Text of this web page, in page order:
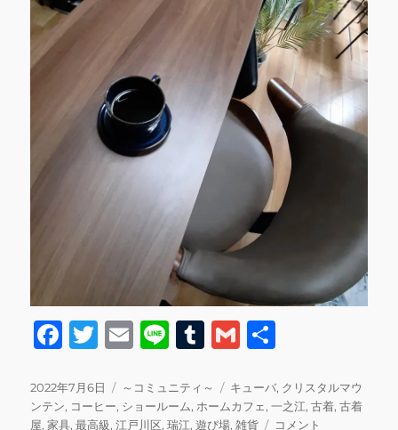
F
c
e
T
it
te
E
ai
l
Li
e
T
m
bl
G
ai
l
投
稿
日:
2022年7月6日
カ
テ
ゴ
～コミュニティ～
タ
グ
キューバ, クリスタルマウ
ンテン, コーヒー, ショールーム, ホームカフェ,一之江,古着,古着
屋,家具,最高級,江戸川区,瑞江,遊び場,雑貨
明
コメント